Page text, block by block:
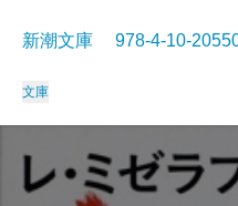
新潮文庫 978-4-10-
文庫